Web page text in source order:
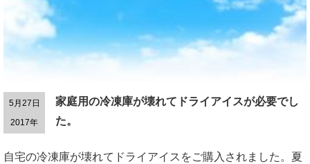
5月27日
2017年
家庭用の冷凍庫が壊れてドライアイスが必要でし
た。
自宅の冷凍庫が壊れてドライアイスをご購入されました。夏